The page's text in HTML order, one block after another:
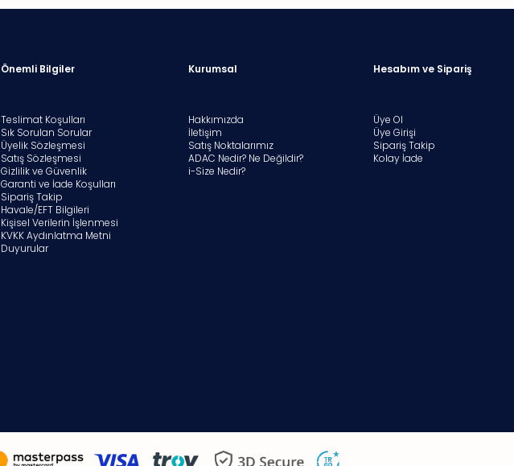
Önemli Bilgiler
Teslimat Koşulları
Sık Sorulan Sorular
Üyelik Sözleşmesi
Satış Sözleşmesi
Gizlilik ve Güvenlik
Garanti ve İade Koşulları
Sipariş Takip
Havale/EFT Bilgileri
Kişisel Verilerin İşlenmesi
KVKK Aydınlatma Metni
Duyurular
Kurumsal
Hakkımızda
İletişim
Satış Noktalarımız
ADAC Nedir? Ne Değildir?
i-Size Nedir?
Hesabım ve Sipariş
Üye Ol
Üye Girişi
Sipariş Takip
Kolay İade